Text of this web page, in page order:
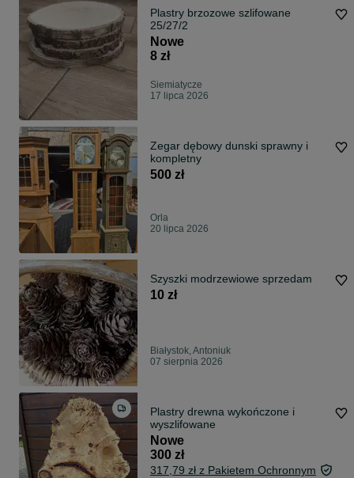
Plastry brzozowe szlifowane
25/27/2
Nowe
8 zł
Siemiatycze
17 lipca 2026
Zegar dębowy dunski sprawny i
kompletny
500 zł
Orla
20 lipca 2026
Szyszki modrzewiowe sprzedam
10 zł
Białystok, Antoniuk
07 sierpnia 2026
Plastry drewna wykończone i
wyszlifowane
Nowe
300 zł
317,79 zł z Pakietem Ochronnym